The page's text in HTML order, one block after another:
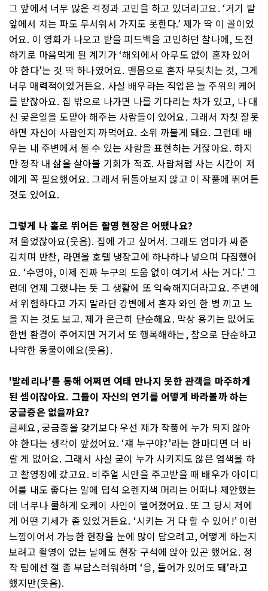
그 앞에서 너무 많은 걱정과 고민을 하고 있더라고요. ‘거기 발
앞에서 치는 파도 무서워서 가지도 못한다.’ 제가 딱 이 꼴이었
어요. 이 영화가 나오고 받을 피드백을 고민하던 찰나에, 도전
하기로 마음먹게 된 계기가 ‘해외에서 아무도 없이 혼자 있어
야 한다’는 것 딱 하나였어요. 맨몸으로 혼자 부딪치는 것, 그게
너무 매력적이었거든요. 사실 배우라는 직업은 늘 주위의 케어
를 받잖아요. 집 밖으로 나가면 나를 기다리는 차가 있고, 나 대
신 궂은일을 도맡아 해주는 사람들이 있어요. 그래서 자칫 잘못
하면 자신이 사람인지 까먹어요. 소위 까불게 돼요. 그런데 배
우는 내 주변에서 볼 수 있는 사람을 표현하는 거잖아요. 하지
만 정작 내 삶을 살아볼 기회가 적죠. 사람처럼 사는 시간이 저
에게 꼭 필요했어요. 그래서 뒤돌아보지 않고 이 작품에 뛰어든
것도 있어요.
그렇게 나 홀로 뛰어든 촬영 현장은 어땠나요?
저 울었잖아요(웃음). 집에 가고 싶어서. 그래도 엄마가 싸준
김치며 반찬, 라면을 호텔 냉장고에 하나하나 넣으며 다짐했어
요. ‘수영아, 이제 진짜 누구의 도움 없이 여기서 사는 거다.’ 그
런데 언제 그랬냐는 듯 그 생활에 또 익숙해지더라고요. 주변에
서 위험하다고 가지 말라던 강변에서 혼자 와인 한 병 끼고 노
을 지는 것도 보고. 제가 은근히 단순해요. 막상 용기는 없어도
한번 환경이 주어지면 거기서 또 행복해하는, 참으로 단순하고
나약한 동물이에요(웃음).
'발레리나'를 통해 어쩌면 여태 만나지 못한 관객을 마주하게
된 셈이잖아요. 그들이 자신의 연기를 어떻게 바라볼까 하는
궁금증은 없을까요?
글쎄요, 궁금증을 갖기보다 우선 제가 작품에 누가 되지 않아
야 한다는 생각이 앞섰어요. ‘쟤 누구야?’라는 한마디면 더 바
랄 게 없어요. 그래서 사실 굳이 누가 시키지도 않은 염색을 하
고 촬영장에 갔고요. 비주얼 시안을 주고받을 때 배우가 아이디
어를 내도 좋다는 말에 덥석 오렌지색 머리는 어떠냐 제안했는
데 너무나 쿨하게 오케이 사인이 떨어졌어요. 또 그 당시 저에
게 어떤 기세가 좀 있었거든요. ‘시키는 거 다 할 수 있어!’ 이런
느낌이어서 가능한 현장을 눈에 많이 담으려고, 어떻게 하는지
보려고 촬영이 없는 날에도 현장 구석에 앉아 있곤 했어요. 정
작 팀에선 절 좀 부담스러워하며 ‘응, 들어가 있어도 돼’라고
했지만(웃음).